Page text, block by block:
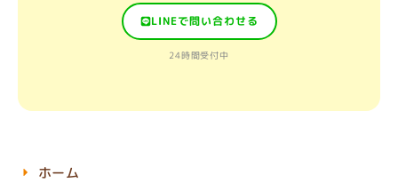
LINEで問い合わせる
24時間受付中
ホーム